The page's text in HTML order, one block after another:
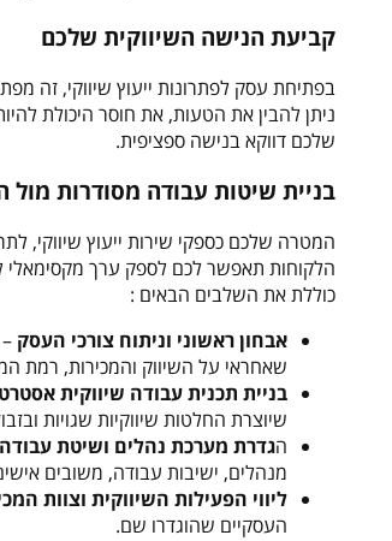
קביעת הנישה השיווקית שלכם
בפתיחת עסק לפתרונות ייעוץ שיווקי, זה
ניתן להבין את הטעות, את חוסר היכולת
שלכם דווקא בנישה ספציפית.
בניית שיטות עבודה מסודרות מול
המטרה שלכם כספקי שירות ייעוץ שיווקי,
הלקוחות תאפשר לכם לספק ערך
כוללת את השלבים הבאים :
אבחון ראשוני וניתוח צורכי העסק
שאחראי על השיווק והמכירות, רמת
בניית תכנית עבודה שיווקית
שיוצרת החלטות שיווקיות שגויות
הגדרת מערכת נהלים ושיטת עבודה
מנהלים, ישיבות עבודה, משובים
ליווי הפעילות השיווקית וצוות
העסקיים שהוגדרו שם.